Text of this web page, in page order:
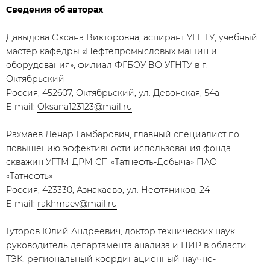
Сведения об авторах
Давыдова Оксана Викторовна, аспирант УГНТУ, учебный
мастер кафедры «Нефтепромысловых машин и
оборудования», филиал ФГБОУ ВО УГНТУ в г.
Октябрьский
Россия, 452607, Октябрьский, ул. Девонская, 54а
E-mail: Oksana123123@mail.ru
Рахмаев Ленар Гамбарович, главный специалист по
повышению эффективности использования фонда
скважин УГТМ ДРМ СП «Татнефть-Добыча» ПАО
«Татнефть»
Россия, 423330, Азнакаево, ул. Нефтяников, 24
E-mail: rakhmaev@mail.ru
Гуторов Юлий Андреевич, доктор технических наук,
руководитель департамента анализа и НИР в области
ТЭК, региональный координационный научно-